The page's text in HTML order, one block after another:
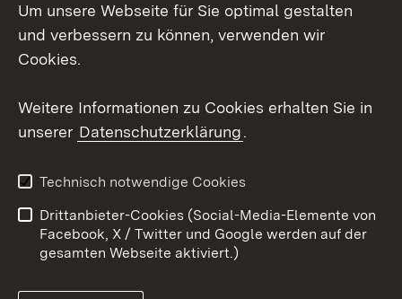
Facebook
Barrierefreiheit
Kontakt
Cookies
Um unsere Webseite für Sie optimal gestalten
und verbessern zu können, verwenden wir
Cookies.
Weitere Informationen zu Cookies erhalten Sie in
unserer Datenschutzerklärung.
Technisch notwendige Cookies
Drittanbieter-Cookies (Social-Media-Elemente von
Facebook, X / Twitter und Google werden auf der
gesamten Webseite aktiviert.)